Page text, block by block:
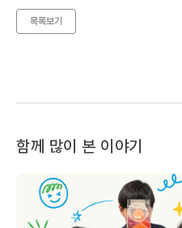
목록보기
함께 많이 본 이야기